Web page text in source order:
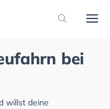
bei
willst deine